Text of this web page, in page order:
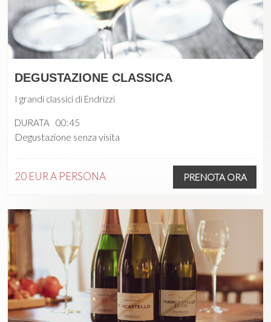
DEGUSTAZIONE CLASSICA
Degustazione senza visita
I grandi classici di Endrizzi
DURATA 00:45
20 EURA PERSONA PRENOTA ORA